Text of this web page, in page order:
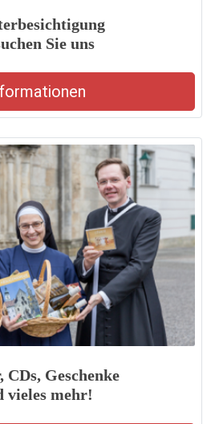
Sie uns
CDs, Geschenke
vieles mehr!